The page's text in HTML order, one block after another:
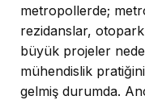
metropollerde;
rezidanslar, otopark
büyük projeler
mühendislik
gelmiş durumda.